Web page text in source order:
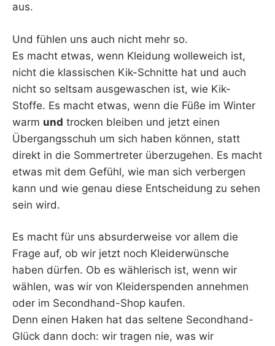
aus.
Und fühlen uns auch nicht mehr so.
Es macht etwas, wenn Kleidung wolleweich ist,
nicht die klassischen Kik-Schnitte hat und auch
nicht so seltsam ausgewaschen ist, wie Kik-
Stoffe. Es macht etwas, wenn die Füße im Winter
warm und trocken bleiben und jetzt einen
Übergangsschuh um sich haben können, statt
direkt in die Sommertreter überzugehen. Es macht
etwas mit dem Gefühl, wie man sich verbergen
kann und wie genau diese Entscheidung zu sehen
sein wird.
Es macht für uns absurderweise vor allem die
Frage auf, ob wir jetzt noch Kleiderwünsche
haben dürfen. Ob es wählerisch ist, wenn wir
wählen, was wir von Kleiderspenden annehmen
oder im Secondhand-Shop kaufen.
Denn einen Haken hat das seltene Secondhand-
Glück dann doch: wir tragen nie, was wir